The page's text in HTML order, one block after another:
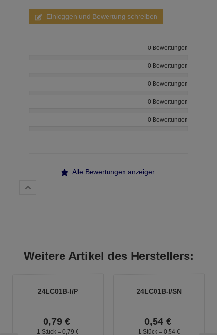
Einloggen und Bewertung schreiben
0 Bewertungen
0 Bewertungen
0 Bewertungen
0 Bewertungen
0 Bewertungen
Alle Bewertungen anzeigen
Weitere Artikel des Herstellers:
24LC01B-I/P
0,79 €
1 Stück = 0, 79 €
24LC01B-I/SN
0,54 €
1 Stück = 0, 54 €